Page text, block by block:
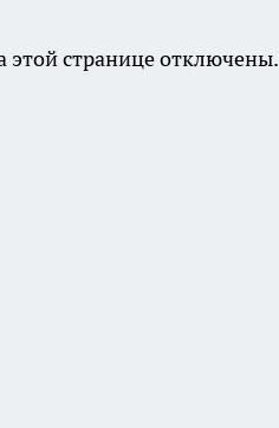
странице отключены.